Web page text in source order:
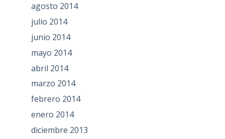
agosto 2014
julio 2014
junio 2014
mayo 2014
abril 2014
marzo 2014
febrero 2014
enero 2014
diciembre 2013